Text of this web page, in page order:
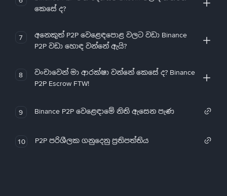
කෙසේ ද?
7
අනෙකුත් P2P වෙළෙඳපොළ වලට වඩා Binance
P2P වඩා හොඳ වන්නේ ඇයි?
8
වංචාවෙන් මා ආරක්ෂා වන්නේ කෙසේ ද? Binance
P2P Escrow FTW!
9 Binance P2P වෙළෙඳාමේ නිති ඇසෙන පැණ
10 P2P පරිශීලක ගනුදෙනු ප්‍රතිපත්තිය